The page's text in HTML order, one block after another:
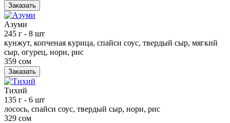
Заказать
Азуми
245 г - 8 шт
кунжут, копченая курица, спайси соус, твердый сыр, мягкий
сыр, огурец, нори, рис
359 сом
Заказать
Тихий
135 г - 6 шт
лосось, спайси соус, твердый сыр, нори, рис
329 сом